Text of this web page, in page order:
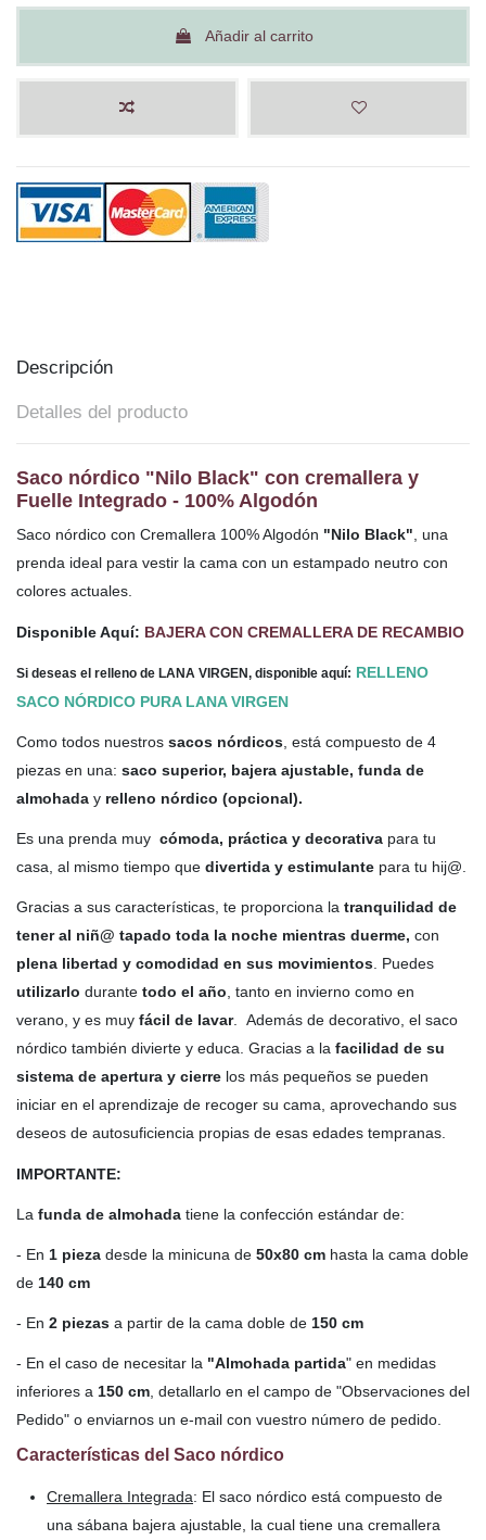
Añadir al carrito
Descripción
Detalles del producto
Saco nórdico "Nilo Black" con cremallera y
Fuelle Integrado - 100% Algodón
Saco nórdico con Cremallera 100% Algodón "Nilo Black", una
prenda ideal para vestir la cama con un estampado neutro con
colores actuales.
Disponible Aquí: BAJERA CON CREMALLERA DE RECAMBIO
Si deseas el relleno de LANA VIRGEN, disponible aquí: RELLENO
SACO NÓRDICO PURA LANA VIRGEN
Como todos nuestros sacos nórdicos , está compuesto de 4
piezas en una: saco superior, bajera ajustable, funda de
almohada y relleno nórdico (opcional).
Es una prenda muy cómoda, práctica y decorativa para tu
casa, al mismo tiempo que divertida y estimulante para tu hij@.
Gracias a sus características, te proporciona la tranquilidad de
tener al niñ@ tapado toda la noche mientras duerme, con
plena libertad y comodidad en sus movimientos. Puedes
utilizarlo durante todo el año, tanto en invierno como en
verano, y es muy fácil de lavar. Además de decorativo, el saco
nórdico también divierte y educa. Gracias a la facilidad de su
sistema de apertura y cierre los más pequeños se pueden
iniciar en el aprendizaje de recoger su cama, aprovechando sus
deseos de autosuficiencia propias de esas edades tempranas.
IMPORTANTE:
La funda de almohada tiene la confección estándar de:
- En 1 pieza desde la minicuna de 50x80 cm hasta la cama doble
de 140 cm
- En 2 piezas a partir de la cama doble de 150 cm
- En el caso de necesitar la "Almohada partida" en medidas
inferiores a 150 cm, detallarlo en el campo de "Observaciones del
Pedido" o enviarnos un e-mail con vuestro número de pedido.
Características del Saco nórdico
Cremallera Integrada: El saco nórdico está compuesto de
una sábana bajera ajustable, la cual tiene una cremallera